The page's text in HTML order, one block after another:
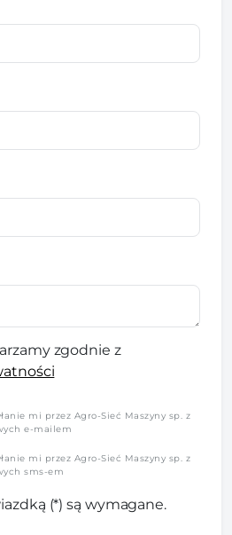
zgodnie z
mi przez Agro-Sieć Maszyny sp. z
e-mailem
mi przez Agro-Sieć Maszyny sp. z
sms-em
(*) są wymagane.